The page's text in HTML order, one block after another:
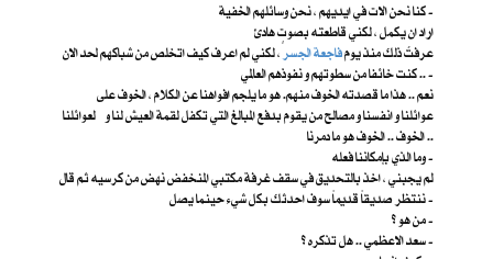
كنا نحن الات في ايديهم ، نحن وسائلهم الخفية -
اراد ان يكمل ، لكني قاطعته بصوتٍ هادئ
عرفتُ ذلك منذ يومفاجعة الجسر، لكني لم اعرف كيف اتخلص من شباكهم لحد الان
.. كنت خائفا من سطوتهم و نفوذهم العالمي -
عوائلنا و انفسنا و مصالح من يقوم بدفع المبالغ التي تكفل لقمة العيش لنا و لعوائلنا
.. الخوف .. الخوف هو ما دمرنا
وما الذي بإمكاننا فعله -
لم يجبني ، اخذ بالتحديق في سقف غرفة مكتبي المنخفض نهض من كرسيه ثم قال
ننتظر صديقاً قديماً سوف احدثك بكل شيء حينما يصل -
من هو ؟ -
سعد الاعظمي .. هل تذكره ؟ -